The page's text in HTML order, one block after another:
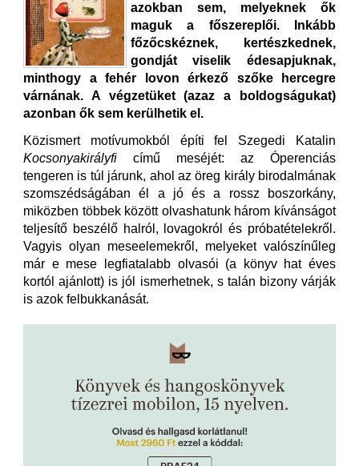
azokban sem, melyeknek ők
maguk a főszereplői. Inkább
főzőcskéznek, kertészkednek,
gondját viselik édesapjuknak,
minthogy a fehér lovon érkező szőke hercegre
várnának. A végzetüket (azaz a boldogságukat)
azonban ők sem kerülhetik el.
Közismert motívumokból építi fel Szegedi Katalin
Kocsonyakirályfi című meséjét: az Óperenciás
tengeren is túl járunk, ahol az öreg király birodalmának
szomszédságában él a jó és a rossz boszorkány,
miközben többek között olvashatunk három kívánságot
teljesítő beszélő halról, lovagokról és próbatételekről.
Vagyis olyan meseelemekről, melyeket valószínűleg
már e mese legfiatalabb olvasói (a könyv hat éves
kortól ajánlott) is jól ismerhetnek, s talán bizony várják
is azok felbukkanását.